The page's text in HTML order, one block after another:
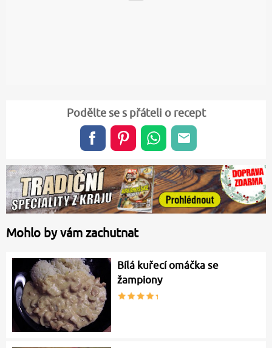
Podělte se s přáteli o recept
Mohlo by vám zachutnat
Bílá kuřecí omáčka se
žampiony